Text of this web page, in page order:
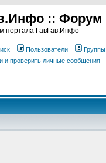
:: Форум
портала ГавГав.Инфо
Пользователи Группы
и проверить личные сообщения